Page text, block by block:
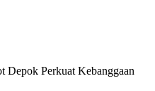
Depok Perkuat Kebanggaan